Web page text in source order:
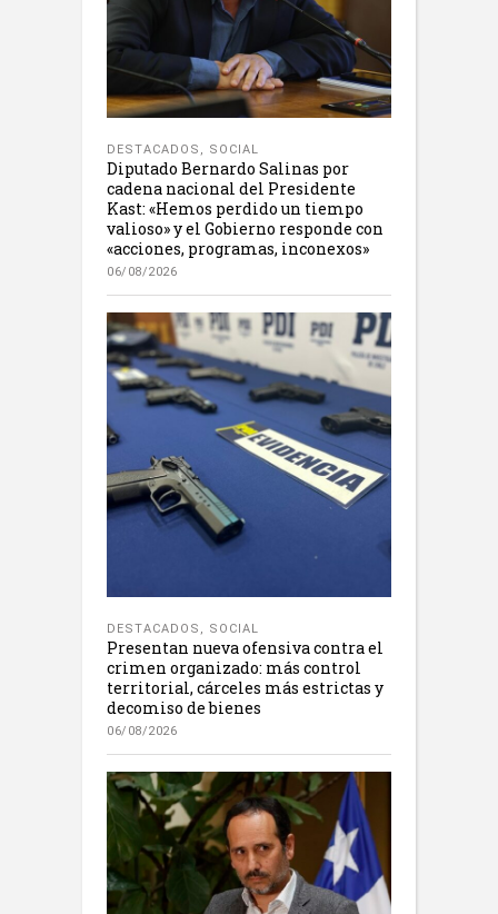
DESTACADOS , SOCIAL
Diputado Bernardo Salinas por
cadena nacional del Presidente
Kast: «Hemos perdido un tiempo
valioso» y el Gobierno responde con
«acciones, programas, inconexos»
06/08/2026
DESTACADOS , SOCIAL
Presentan nueva ofensiva contra el
crimen organizado: más control
territorial, cárceles más estrictas y
decomiso de bienes
06/08/2026